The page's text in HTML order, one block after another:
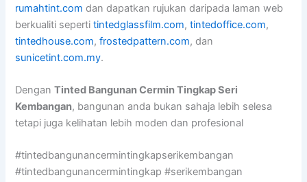
rumahtint.com dan dapatkan rujukan daripada laman web
berkualiti sepertitintedglassfilm.com,tintedoffice.com,
tintedhouse.com,frostedpattern.com, dan
sunicetint.com.my.
DenganTinted Bangunan Cermin Tingkap Seri
Kembangan, bangunan anda bukan sahaja lebih selesa
tetapi juga kelihatan lebih moden dan profesional
#tintedbangunancermintingkapserikembangan
#tintedbangunancermintingkap #serikembangan